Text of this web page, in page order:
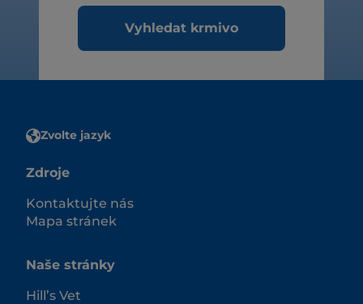
Vyhledat krmivo
Zvolte jazyk
Zdroje
Kontaktujte nás
Mapa stránek
Naše stránky
Hill’s Vet